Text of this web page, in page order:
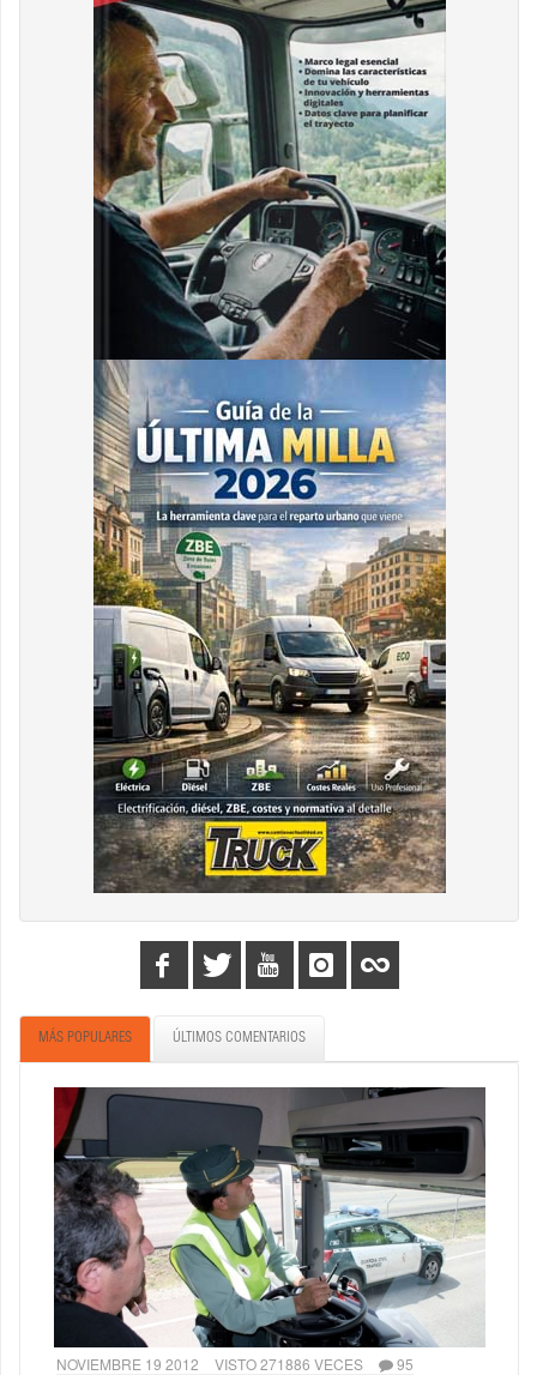
MÁS POPULARES ÚLTIMOS COMENTARIOS
NOVIEMBRE 19 2012 VISTO 271886 VECES 95